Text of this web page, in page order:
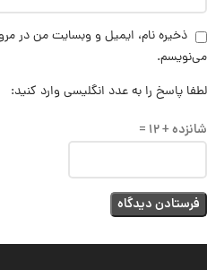
ذخیره نام، ایمیل و وبسایت من در
می‌نویسم.
لطفا پاسخ را به عدد انگلیسی وارد کنید:
شانزده + 12 =